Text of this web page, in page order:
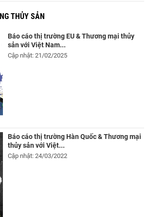
THỦY SẢN
Báo cáo thị trường EU & Thương mại thủy
sản với Việt Nam...
Cập nhật: 21/02/2025
Báo cáo thị trường Hàn Quốc & Thương mại
thủy sản với Việt...
Cập nhật: 24/03/2022